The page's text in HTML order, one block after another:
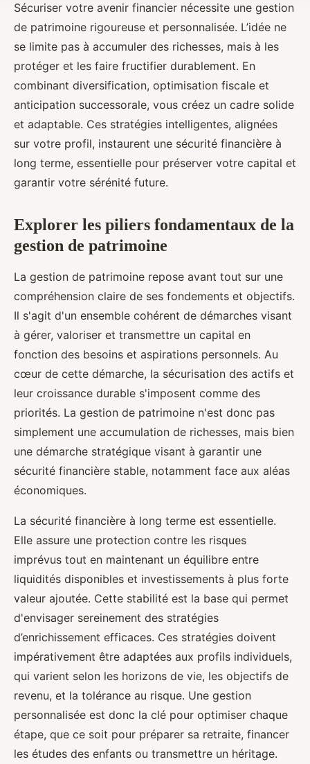
Sécuriser votre avenir financier nécessite une gestion
de patrimoine rigoureuse et personnalisée. L’idée ne
se limite pas à accumuler des richesses, mais à les
protéger et les faire fructifier durablement. En
combinant diversification, optimisation fiscale et
anticipation successorale, vous créez un cadre solide
et adaptable. Ces stratégies intelligentes, alignées
sur votre profil, instaurent une sécurité financière à
long terme, essentielle pour préserver votre capital et
garantir votre sérénité future.
Explorer les piliers fondamentaux de la
gestion de patrimoine
La gestion de patrimoine repose avant tout sur une
compréhension claire de ses fondements et objectifs.
Il s'agit d'un ensemble cohérent de démarches visant
à gérer, valoriser et transmettre un capital en
fonction des besoins et aspirations personnels. Au
cœur de cette démarche, la sécurisation des actifs et
leur croissance durable s'imposent comme des
priorités. La gestion de patrimoine n'est donc pas
simplement une accumulation de richesses, mais bien
une démarche stratégique visant à garantir une
sécurité financière stable, notamment face aux aléas
économiques.
La sécurité financière à long terme est essentielle.
Elle assure une protection contre les risques
imprévus tout en maintenant un équilibre entre
liquidités disponibles et investissements à plus forte
valeur ajoutée. Cette stabilité est la base qui permet
d'envisager sereinement des stratégies
d’enrichissement efficaces. Ces stratégies doivent
impérativement être adaptées aux profils individuels,
qui varient selon les horizons de vie, les objectifs de
revenu, et la tolérance au risque. Une gestion
personnalisée est donc la clé pour optimiser chaque
étape, que ce soit pour préparer sa retraite, financer
les études des enfants ou transmettre un héritage.